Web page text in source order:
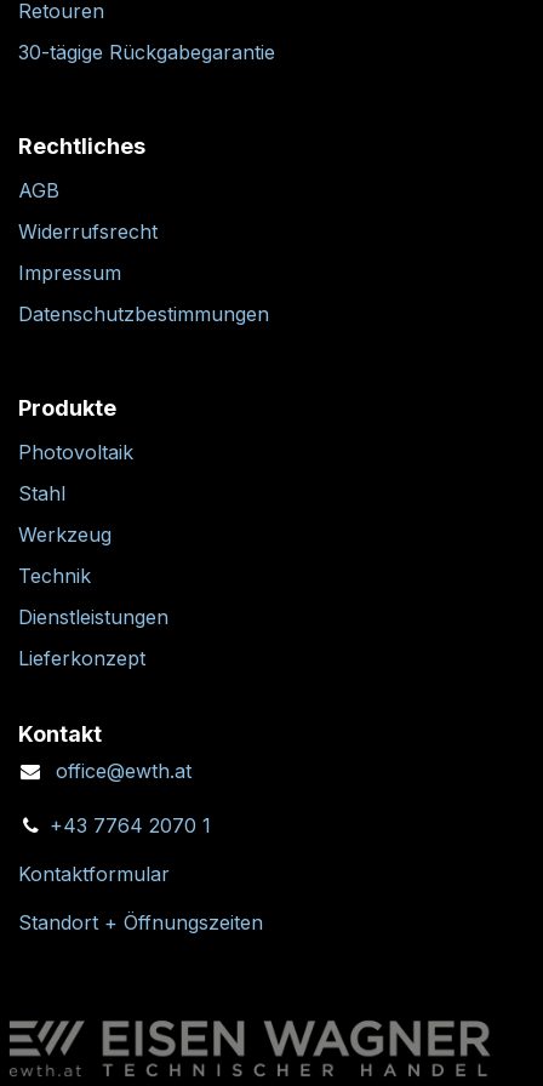
Retouren
30-tägige Rückgabegarantie
Rechtliches
AGB
Widerrufsrecht
Impressum
Datenschutzbestimmungen
Produkte
Photovoltaik
Stahl
Werkzeug
Technik
Dienstleistungen
Lieferkonzept
Kontakt
office@ewth.at
+43 7764 2070 1
Kontaktformular
Standort + Öffnungszeiten